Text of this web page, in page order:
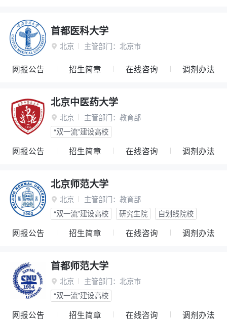
首都医科大学
 北京 主管部门： 北京市
网报公告 招生简章 在线咨询 调剂办法
北京中医药大学
 北京 主管部门： 教育部
“双一流”建设高校
网报公告 招生简章 在线咨询 调剂办法
北京师范大学
 北京 主管部门： 教育部
“双一流”建设高校
研究生院 自划线院校
网报公告 招生简章 在线咨询 调剂办法
首都师范大学
 北京 主管部门： 北京市
“双一流”建设高校
网报公告 招生简章 在线咨询 调剂办法